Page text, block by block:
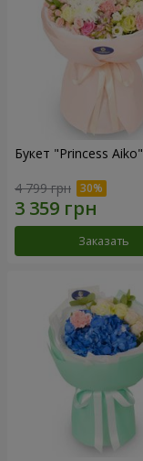
Букет "Princess Aiko"
4 799 грн
Заказать